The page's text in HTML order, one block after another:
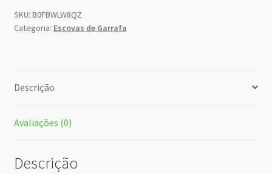
SKU: B0FBWLW8QZ
Categoria: Escovas de Garrafa
Descrição
Avaliações (0)
Descrição